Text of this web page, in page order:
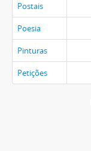
Postais
Poesia
Pinturas
Petições